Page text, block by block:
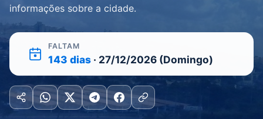
informações sobre a cidade.
FALTAM
143 dias · 27/12/2026 (Domingo)